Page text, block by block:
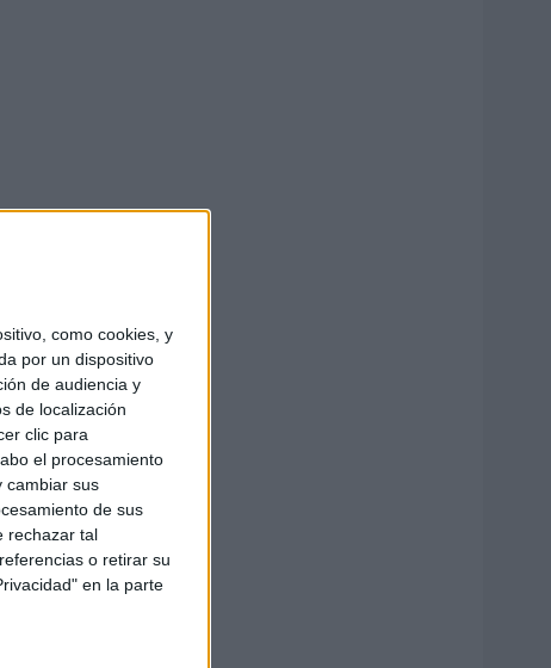
como cookies, y
por un dispositivo
de audiencia y
de localización
clic para
el procesamiento
cambiar sus
de sus
rechazar tal
o retirar su
en la parte